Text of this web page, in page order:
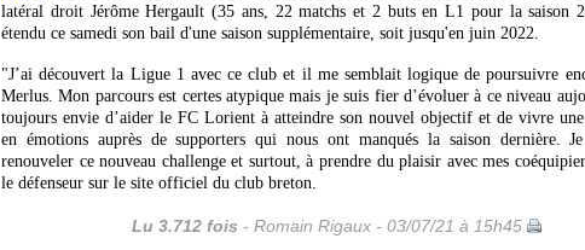
latéral droit Jérôme Hergault (35 ans, 22 matchs et 2 buts en L1 pour la saison
étendu ce samedi son bail d'une saison supplémentaire, soit jusqu'en juin 2022.
"J’ai découvert la Ligue 1 avec ce club et il me semblait logique de poursuivre
Merlus. Mon parcours est certes atypique mais je suis fier d’évoluer à ce niveau
toujours envie d’aider le FC Lorient à atteindre son nouvel objectif et de vivre
en émotions auprès de supporters qui nous ont manqués la saison dernière.
renouveler ce nouveau challenge et surtout, à prendre du plaisir avec mes
le défenseur sur le site officiel du club breton.
Lu 3.712 fois - Romain Rigaux - 03/07/21 à 15h45